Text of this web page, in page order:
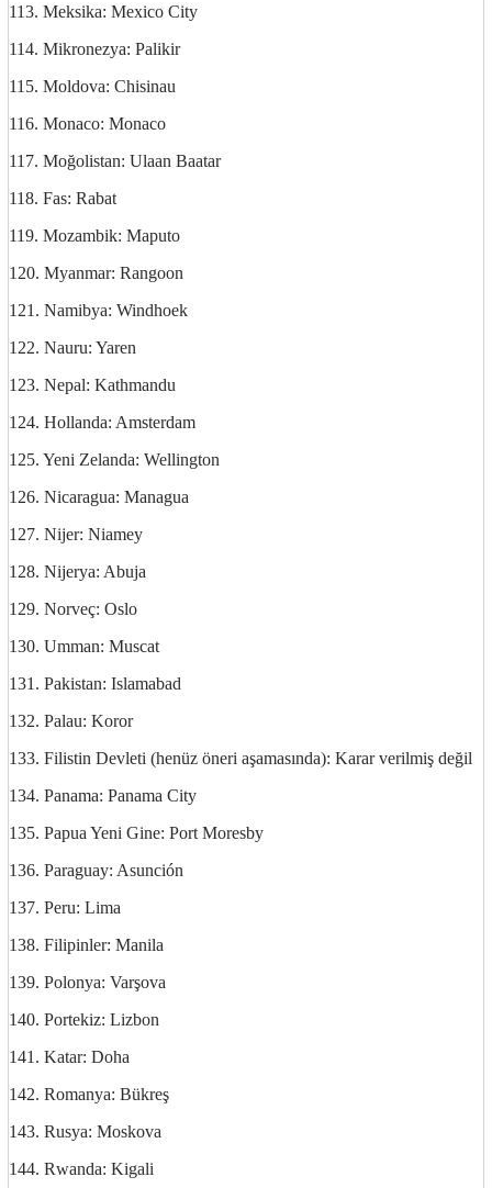
113. Meksika: Mexico City
114. Mikronezya: Palikir
115. Moldova: Chisinau
116. Monaco: Monaco
117. Moğolistan: Ulaan Baatar
118. Fas: Rabat
119. Mozambik: Maputo
120. Myanmar: Rangoon
121. Namibya: Windhoek
122. Nauru: Yaren
123. Nepal: Kathmandu
124. Hollanda: Amsterdam
125. Yeni Zelanda: Wellington
126. Nicaragua: Managua
127. Nijer: Niamey
128. Nijerya: Abuja
129. Norveç: Oslo
130. Umman: Muscat
131. Pakistan: Islamabad
132. Palau: Kororhttp://ufoss.com
133. Filistin Devleti (henüz öneri aşamasında): Karar verilmiş değil
134. Panama: Panama City
135. Papua Yeni Gine: Port Moresby
136. Paraguay: Asunción
137. Peru: Lima
138. Filipinler: Manila
139. Polonya: Varşova
140. Portekiz: Lizbon
141. Katar: Doha
142. Romanya: Bükreş
143. Rusya: Moskova
144. Rwanda: Kigali